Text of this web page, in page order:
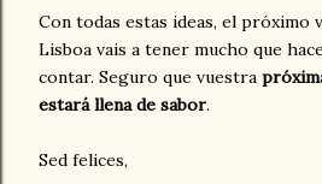
Con todas estas ideas, el próximo
Lisboa vais a tener mucho que
contar. Seguro que vuestra
estará llena de sabor.
Sed felices,